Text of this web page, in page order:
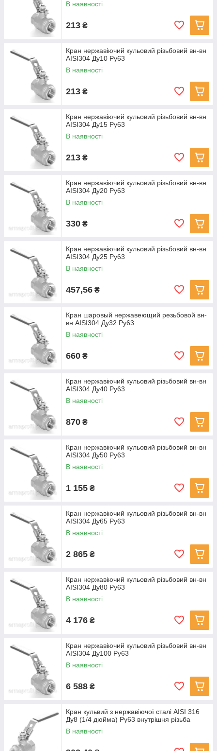
умовах агресивних
В даному розділі
нержавіючі крани
крани кульові різьбові муфтові з сталі AISI 304 країна
виробництва Китай
нержавіючі крани GENEBRE тип 2011 AISI304
крани різьбові (муфтові) GENEBRE тип 2014 з сталь
AISI316
У нас Ви можете купити, замовити нержавіючі крани муфтові
,а так само іншу трубопровідну арматуру, з доставкою по всій
Україні.
В наявності
213 ₴
Кран нержавіючий кульовий різьбовий вн-вн
AISI304 Ду10 Ру63
В наявності
213 ₴
Кран нержавіючий кульовий різьбовий вн-вн
AISI304 Ду15 Ру63
В наявності
213 ₴
Кран нержавіючий кульовий різьбовий вн-вн
AISI304 Ду20 Ру63
В наявності
330 ₴
Кран нержавіючий кульовий різьбовий вн-вн
AISI304 Ду25 Ру63
В наявності
457,56 ₴
Кран шаровый нержавеющий резьбовой вн-
вн AISI304 Ду32 Ру63
В наявності
660 ₴
Кран нержавіючий кульовий різьбовий вн-вн
AISI304 Ду40 Ру63
В наявності
870 ₴
Кран нержавіючий кульовий різьбовий вн-вн
AISI304 Ду50 Ру63
В наявності
1 155 ₴
Кран нержавіючий кульовий різьбовий вн-вн
AISI304 Ду65 Ру63
В наявності
2 865 ₴
Кран нержавіючий кульовий різьбовий вн-вн
AISI304 Ду80 Ру63
В наявності
4 176 ₴
Кран нержавіючий кульовий різьбовий вн-вн
AISI304 Ду100 Ру63
В наявності
6 588 ₴
Кран кульвий з нержавіючої сталі AISI 316
Ду8 (1/4 дюйма) Ру63 внутрішня різьба
В наявності